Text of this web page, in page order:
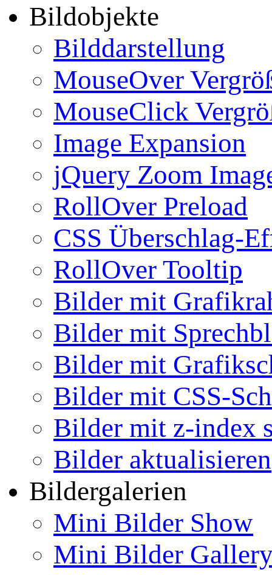
Bildobjekte
Bilddarstellung
MouseOver
MouseClick
Image Expansion
jQuery Zoom
RollOver Preload
CSS Überschlag-
RollOver Tooltip
Bilder mit
Bilder mit
Bilder mit
Bilder mit CSS-
Bilder mit z-index
Bilder aktualisieren
Bildergalerien
Mini Bilder Show
Mini Bilder